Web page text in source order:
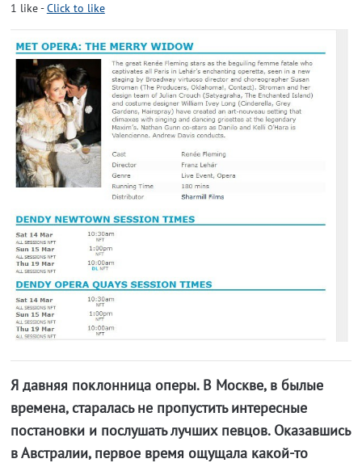
1 like-Click to like
Я давняя поклонница оперы. В Москве, в былые
времена, старалась не пропустить интересные
постановки и послушать лучших певцов. Оказавшись
в Австралии, первое время ощущала какой-то